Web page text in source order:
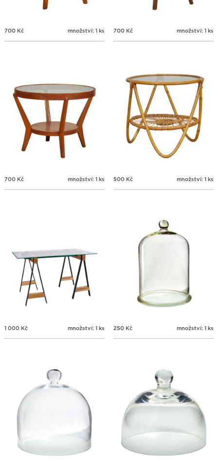
700 Kč množství: 1 ks 700 Kč množství: 1 ks
700 Kč množství: 1 ks 500 Kč množství: 1 ks
1 000 Kč množství: 1 ks 250 Kč množství: 1 ks